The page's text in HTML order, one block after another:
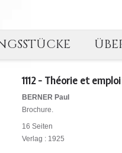
1112 - Théorie et
BERNER Paul
Brochure.
16 Seiten
Verlag : 1925